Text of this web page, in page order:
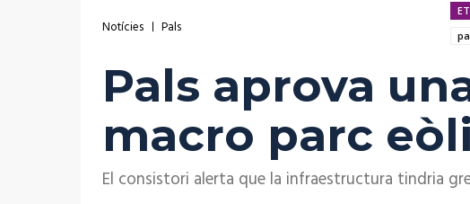
Notícies Pals
Pals aprova
macro parc
El consistori alerta que la infraestructura tindria